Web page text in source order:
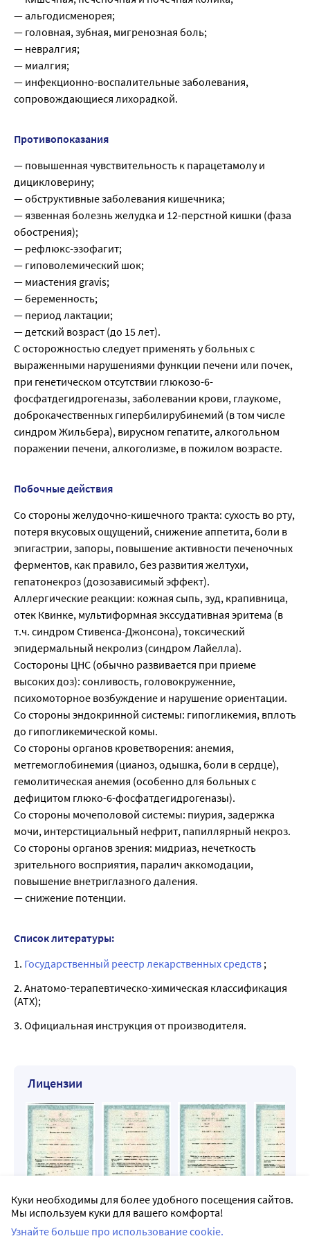
— альгодисменорея;
— головная, зубная, мигренозная боль;
— невралгия;
— миалгия;
— инфекционно-воспалительные заболевания,
сопровождающиеся лихорадкой.
Противопоказания
— повышенная чувствительность к парацетамолу и
дицикловерину;
— обструктивные заболевания кишечника;
— язвенная болезнь желудка и 12-перстной кишки (фаза
обострения);
— рефлюкс-эзофагит;
— гиповолемический шок;
— миастения gravis;
— беременность;
— период лактации;
— детский возраст (до 15 лет).
С осторожностью следует применять у больных с
выраженными нарушениями функции печени или почек,
при генетическом отсутствии глюкозо-6-
фосфатдегидрогеназы, заболевании крови, глаукоме,
доброкачественных гипербилирубинемий (в том числе
синдром Жильбера), вирусном гепатите, алкогольном
поражении печени, алкоголизме, в пожилом возрасте.
Побочные действия
Со стороны желудочно-кишечного тракта: сухость во рту,
потеря вкусовых ощущений, снижение аппетита, боли в
эпигастрии, запоры, повышение активности печеночных
ферментов, как правило, без развития желтухи,
гепатонекроз (дозозависимый эффект).
Аллергические реакции: кожная сыпь, зуд, крапивница,
отек Квинке, мультиформная экссудативная эритема (в
т.ч. синдром Стивенса-Джонсона), токсический
эпидермальный некролиз (синдром Лайелла).
Состороны ЦНС (обычно развивается при приеме
высоких доз): сонливость, головокруженние,
психомоторное возбуждение и нарушение ориентации.
Со стороны эндокринной системы: гипогликемия, вплоть
до гипогликемической комы.
Со стороны органов кроветворения: анемия,
метгемоглобинемия (цианоз, одышка, боли в сердце),
гемолитическая анемия (особенно для больных с
дефицитом глюко-6-фосфатдегидрогеназы).
Со стороны мочеполовой системы: пиурия, задержка
мочи, интерстициальный нефрит, папиллярный некроз.
Со стороны органов зрения: мидриаз, нечеткость
зрительного восприятия, паралич аккомодации,
повышение внетриглазного даления.
— снижение потенции.
Список литературы:
1. Государственный реестр лекарственных средств ;
2. Анатомо-терапевтическо-химическая классификация
(ATX);
3. Официальная инструкция от производителя.
Лицензии
Куки необходимы для более удобного посещения сайтов.
Мы используем куки для вашего комфорта!
Узнайте больше про использование cookie.